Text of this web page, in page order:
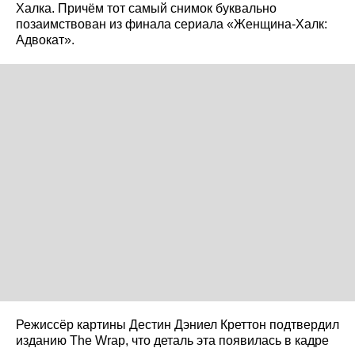
Халка. Причём тот самый снимок буквально
позаимствован из финала сериала «Женщина-Халк:
Адвокат».
Режиссёр картины Дестин Дэниел Креттон подтвердил
изданию The Wrap, что деталь эта появилась в кадре